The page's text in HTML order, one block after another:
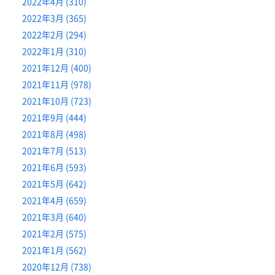
2022年3月 (365)
2022年2月 (294)
2022年1月 (310)
2021年12月 (400)
2021年11月 (978)
2021年10月 (723)
2021年9月 (444)
2021年8月 (498)
2021年7月 (513)
2021年6月 (593)
2021年5月 (642)
2021年4月 (659)
2021年3月 (640)
2021年2月 (575)
2021年1月 (562)
2020年12月 (738)